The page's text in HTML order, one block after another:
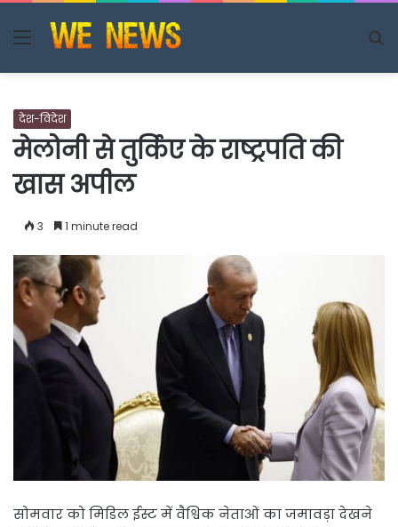
Menu
देश-विदेश
मेलोनी से तुर्किए के राष्ट्रपति की
खास अपील
3 1 minute read
सोमवार को मिडिल ईस्ट में वैश्विक नेताओं का जमावड़ा देखने